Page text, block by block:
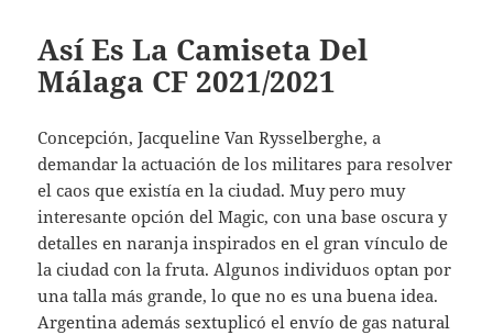
Así Es La Camiseta Del
Málaga CF 2021/2021
Concepción, Jacqueline Van Rysselberghe, a
demandar la actuación de los militares para resolver
el caos que existía en la ciudad. Muy pero muy
interesante opción del Magic, con una base oscura y
detalles en naranja inspirados en el gran vínculo de
la ciudad con la fruta. Algunos individuos optan por
una talla más grande, lo que no es una buena idea.
Argentina además sextuplicó el envío de gas natural